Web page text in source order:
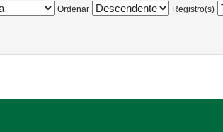
Ordenar Registro(s)